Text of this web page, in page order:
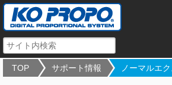
TOP サポート情報 ノーマルエ